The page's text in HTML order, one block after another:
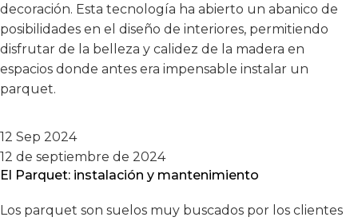
decoración. Esta tecnología ha abierto un abanico de
posibilidades en el diseño de interiores, permitiendo
disfrutar de la belleza y calidez de la madera en
espacios donde antes era impensable instalar un
parquet.
12 Sep 2024
12 de septiembre de 2024
El Parquet: instalación y mantenimiento
Los parquet son suelos muy buscados por los clientes